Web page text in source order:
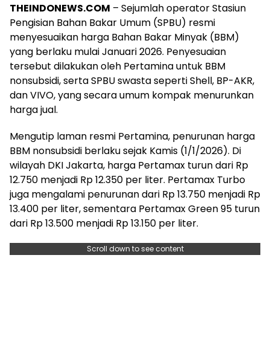
THEINDONEWS.COM – Sejumlah operator Stasiun
Pengisian Bahan Bakar Umum (SPBU) resmi
menyesuaikan harga Bahan Bakar Minyak (BBM)
yang berlaku mulai Januari 2026. Penyesuaian
tersebut dilakukan oleh Pertamina untuk BBM
nonsubsidi, serta SPBU swasta seperti Shell, BP-AKR,
dan VIVO, yang secara umum kompak menurunkan
harga jual.
Mengutip laman resmi Pertamina, penurunan harga
BBM nonsubsidi berlaku sejak Kamis (1/1/2026). Di
wilayah DKI Jakarta, harga Pertamax turun dari Rp
12.750 menjadi Rp 12.350 per liter. Pertamax Turbo
juga mengalami penurunan dari Rp 13.750 menjadi Rp
13.400 per liter, sementara Pertamax Green 95 turun
dari Rp 13.500 menjadi Rp 13.150 per liter.
Scroll down to see content